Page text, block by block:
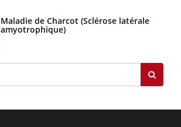
Maladie de Charcot (Sclérose latérale
amyotrophique)